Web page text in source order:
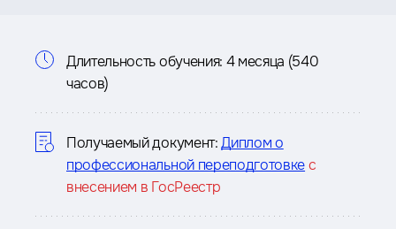
Информация
курсе
Длительность обучения: 4 месяца (540
часов)
Получаемый документ: Диплом о
профессиональной переподготовкес
внесением в ГосРеестр